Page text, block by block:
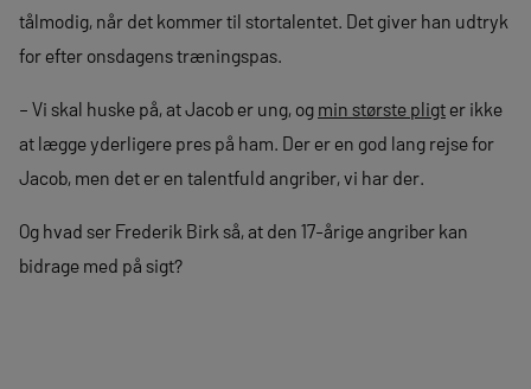
tålmodig, når det kommer til stortalentet. Det giver han udtryk
for efter onsdagens træningspas.
– Vi skal huske på, at Jacob er ung, og min største pligt er ikke
at lægge yderligere pres på ham. Der er en god lang rejse for
Jacob, men det er en talentfuld angriber, vi har der.
Og hvad ser Frederik Birk så, at den 17-årige angriber kan
bidrage med på sigt?